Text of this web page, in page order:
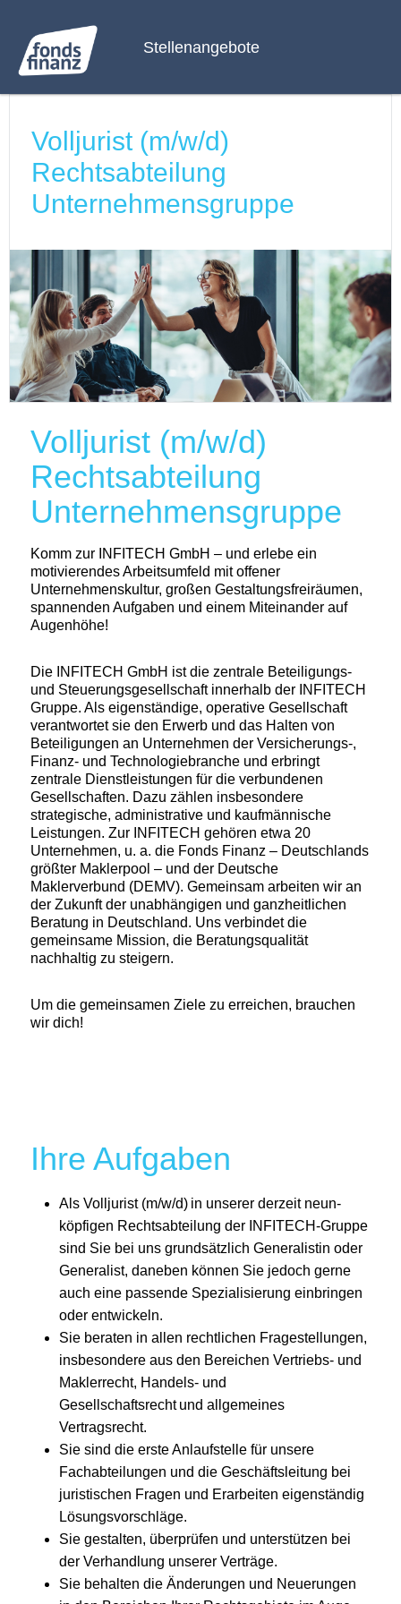
Stellenangebote
Volljurist (m/w/d)
Rechtsabteilung
Unternehmensgruppe
Volljurist (m/w/d)
Rechtsabteilung
Unternehmensgruppe
Komm zur INFITECH GmbH – und erlebe ein
motivierendes Arbeitsumfeld mit offener
Unternehmenskultur, großen Gestaltungsfreiräumen,
spannenden Aufgaben und einem Miteinander auf
Augenhöhe!
Die INFITECH GmbH ist die zentrale Beteiligungs‑
und Steuerungsgesellschaft innerhalb der INFITECH
Gruppe. Als eigenständige, operative Gesellschaft
verantwortet sie den Erwerb und das Halten von
Beteiligungen an Unternehmen der Versicherungs‑,
Finanz‑ und Technologiebranche und erbringt
zentrale Dienstleistungen für die verbundenen
Gesellschaften. Dazu zählen insbesondere
strategische, administrative und kaufmännische
Leistungen. Zur INFITECH gehören etwa 20
Unternehmen, u. a. die Fonds Finanz – Deutschlands
größter Maklerpool – und der Deutsche
Maklerverbund (DEMV). Gemeinsam arbeiten wir an
der Zukunft der unabhängigen und ganzheitlichen
Beratung in Deutschland. Uns verbindet die
gemeinsame Mission, die Beratungsqualität
nachhaltig zu steigern.
Um die gemeinsamen Ziele zu erreichen, brauchen
wir dich!
Ihre Aufgaben
Als Volljurist (m/w/d) in unserer derzeit neun-
köpfigen Rechtsabteilung der INFITECH-Gruppe
sind Sie bei uns grundsätzlich Generalistin oder
Generalist, daneben können Sie jedoch gerne
auch eine passende Spezialisierung einbringen
oder entwickeln.
Sie beraten in allen rechtlichen Fragestellungen,
insbesondere aus den Bereichen Vertriebs- und
Maklerrecht, Handels- und
Gesellschaftsrecht und allgemeines
Vertragsrecht.
Sie sind die erste Anlaufstelle für unsere
Fachabteilungen und die Geschäftsleitung bei
juristischen Fragen und Erarbeiten eigenständig
Lösungsvorschläge.
Sie gestalten, überprüfen und unterstützen bei
der Verhandlung unserer Verträge.
Sie behalten die Änderungen und Neuerungen